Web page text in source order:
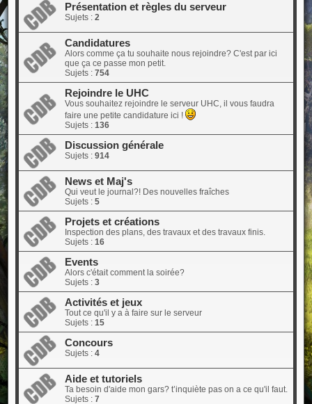
Présentation et règles du serveur
Sujets : 2
Candidatures
Alors comme ça tu souhaite nous rejoindre? C'est par ici
que ça ce passe mon petit.
Sujets : 754
Rejoindre le UHC
Vous souhaitez rejoindre le serveur UHC, il vous faudra
faire une petite candidature ici !
Sujets : 136
Discussion générale
Sujets : 914
News et Maj's
Qui veut le journal?! Des nouvelles fraîches
Sujets : 5
Projets et créations
Inspection des plans, des travaux et des travaux finis.
Sujets : 16
Events
Alors c'était comment la soirée?
Sujets : 3
Activités et jeux
Tout ce qu'il y a à faire sur le serveur
Sujets : 15
Concours
Sujets : 4
Aide et tutoriels
Ta besoin d'aide mon gars? t’inquiète pas on a ce qu'il faut.
Sujets : 7